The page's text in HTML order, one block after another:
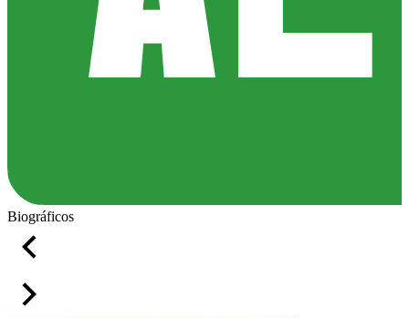
Biográficos